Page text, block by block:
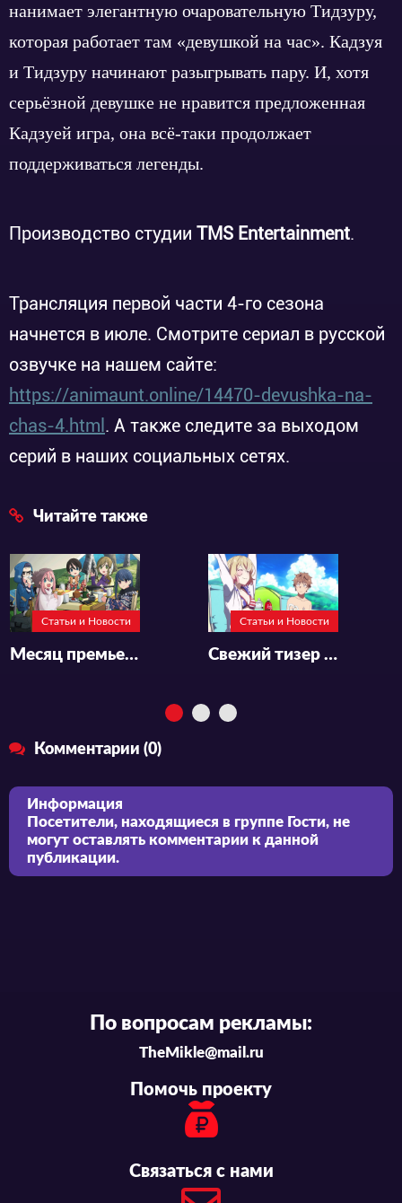
нанимает элегантную очаровательную Тидзуру,
которая работает там «девушкой на час». Кадзуя
и Тидзуру начинают разыгрывать пару. И, хотя
серьёзной девушке не нравится предложенная
Кадзуей игра, она всё-таки продолжает
поддерживаться легенды.
Производство студии TMS Entertainment.
Трансляция первой части 4-го сезона
начнется в июле. Смотрите сериал в русской
озвучке на нашем сайте:
https://animaunt.online/14470-devushka-na-
chas-4.html . А также следите за выходом
серий в наших социальных сетях.
Читайте также
Статьи и Новости
Месяц премьеры и новый постер аниме «Yuru Camp△ Season 3»
Статьи и Новости
Свежий тизер к 3-му сезону «Девушка на час»
Комментарии (0)
Информация
Посетители, находящиеся в группе Гости, не
могут оставлять комментарии к данной
публикации.
По вопросам рекламы:
TheMikle@mail.ru
Помочь проекту
Связаться с нами